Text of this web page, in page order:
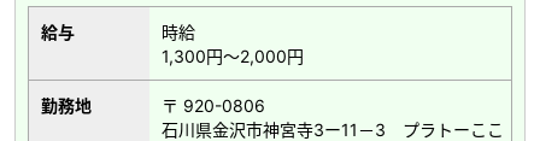
給与
時給
1,300円～2,000円
勤務地
〒 920-0806
石川県金沢市神宮寺3ー11－3 プラトーここ